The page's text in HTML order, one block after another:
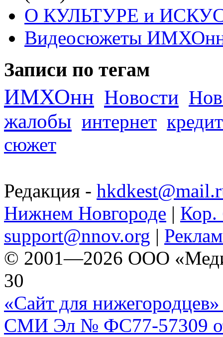
О КУЛЬТУРЕ и
Видеосюжеты
Записи по тегам
ИМХОнн Новости
жалобы интернет кредит
сюжет
Редакция -
Нижнем Новгороде | Кор.
support@nnov.org |
© 2001—2026 ООО
30
«Сайт для нижегородцев»
СМИ Эл № ФС77-57309